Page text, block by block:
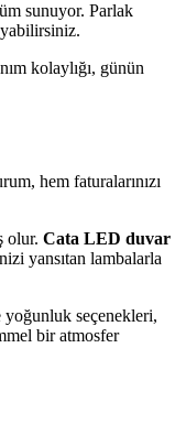
sunuyor. Parlak
kolaylığı, günün
hem faturalarınızı
olur. Cata LED duvar
yansıtan lambalarla
yoğunluk seçenekleri,
bir atmosfer